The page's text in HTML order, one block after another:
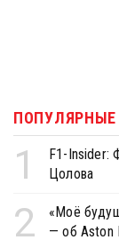
1
F1-Insider:
Цолова
2
«Моё
— об Aston